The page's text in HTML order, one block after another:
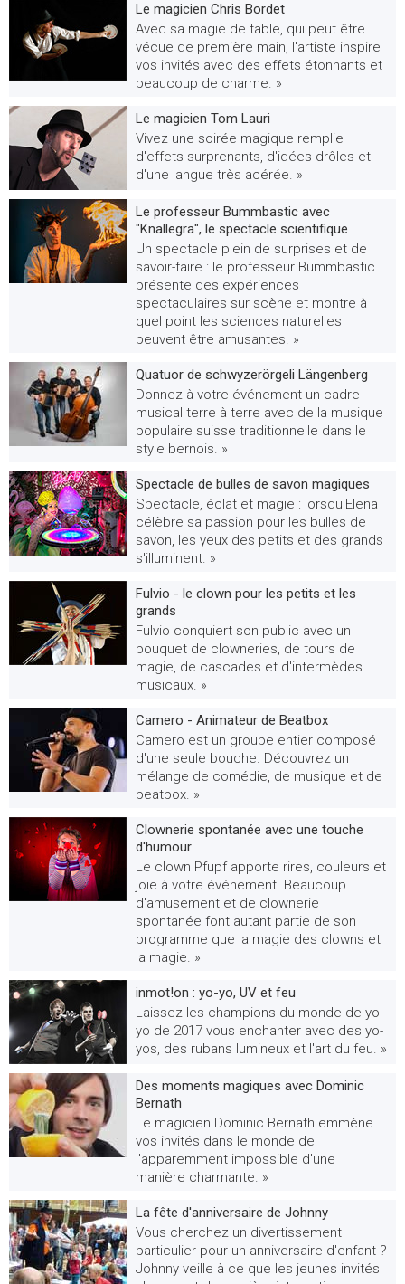
Le magicien Chris Bordet
Avec sa magie de table, qui peut être
vécue de première main, l'artiste inspire
vos invités avec des effets étonnants et
beaucoup de charme. »
Le magicien Tom Lauri
Vivez une soirée magique remplie
d'effets surprenants, d'idées drôles et
d'une langue très acérée. »
Le professeur Bummbastic avec
"Knallegra", le spectacle scientifique
Un spectacle plein de surprises et de
savoir-faire : le professeur Bummbastic
présente des expériences
spectaculaires sur scène et montre à
quel point les sciences naturelles
peuvent être amusantes. »
Quatuor de schwyzerörgeli Längenberg
Donnez à votre événement un cadre
musical terre à terre avec de la musique
populaire suisse traditionnelle dans le
style bernois. »
Spectacle de bulles de savon magiques
Spectacle, éclat et magie : lorsqu'Elena
célèbre sa passion pour les bulles de
savon, les yeux des petits et des grands
s'illuminent. »
Fulvio - le clown pour les petits et les
grands
Fulvio conquiert son public avec un
bouquet de clowneries, de tours de
magie, de cascades et d'intermèdes
musicaux. »
Camero - Animateur de Beatbox
Camero est un groupe entier composé
d'une seule bouche. Découvrez un
mélange de comédie, de musique et de
beatbox. »
Clownerie spontanée avec une touche
d'humour
Le clown Pfupf apporte rires, couleurs et
joie à votre événement. Beaucoup
d'amusement et de clownerie
spontanée font autant partie de son
programme que la magie des clowns et
la magie. »
inmot!on : yo-yo, UV et feu
Laissez les champions du monde de yo-
yo de 2017 vous enchanter avec des yo-
yos, des rubans lumineux et l'art du feu. »
Des moments magiques avec Dominic
Bernath
Le magicien Dominic Bernath emmène
vos invités dans le monde de
l'apparemment impossible d'une
manière charmante. »
La fête d'anniversaire de Johnny
Vous cherchez un divertissement
particulier pour un anniversaire d'enfant ?
Johnny veille à ce que les jeunes invités